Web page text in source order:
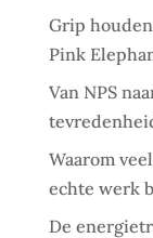
Grip
Pink
Van NPS
Waarom
echte werk
De